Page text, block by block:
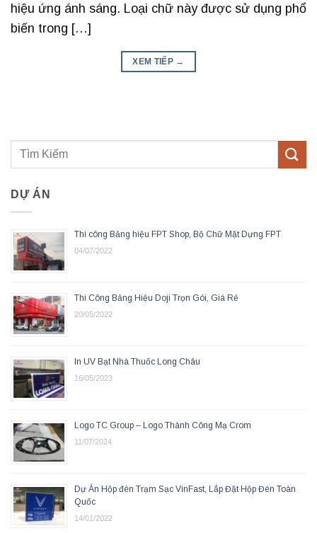
hiệu ứng ánh sáng. Loại chữ này được sử dụng phổ
biến trong […]
XEM TIẾP →
DỰ ÁN
Thi công Bảng hiệu FPT Shop, Bộ Chữ Mặt Dựng FPT
04/07/2022
Thi Công Bảng Hiệu Doji Trọn Gói, Giá Rẻ
20/05/2022
In UV Bạt Nhà Thuốc Long Châu
16/05/2023
Logo TC Group – Logo Thành Công Mạ Crom
11/07/2024
Dự Án Hộp đèn Trạm Sạc VinFast, Lắp Đặt Hộp Đèn Toàn
Quốc
14/01/2022